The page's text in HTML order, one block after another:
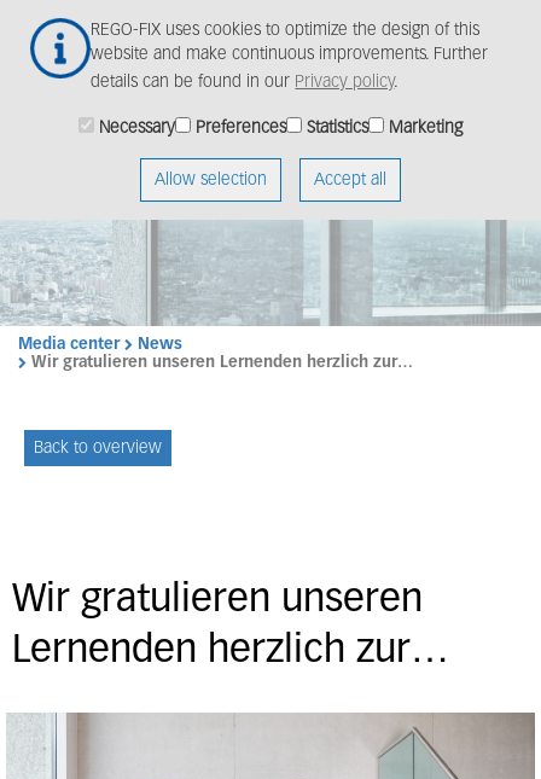
REGO-FIX uses cookies to optimize the design of this
website and make continuous improvements. Further
details can be found in our Privacy policy.
Necessary Preferences Statistics Marketing
Allow selection Accept all
main
Media center
News
Wir gratulieren unseren Lernenden herzlich zur…
Back to overview
Wir gratulieren unseren
Lernenden herzlich zur…